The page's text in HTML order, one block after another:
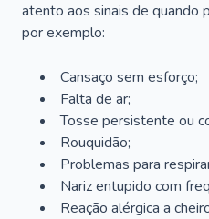
atento aos sinais de quando
por exemplo:
Cansaço sem esforço;
Falta de ar;
Tosse persistente ou
Rouquidão;
Problemas para
Nariz entupido com
Reação alérgica a